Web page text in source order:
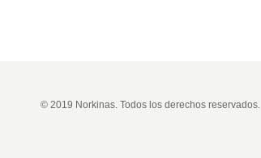
© 2019 Norkinas. Todos los derechos reservados.